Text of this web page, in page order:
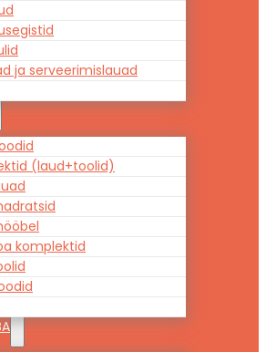
ja serveerimislauad
(laud+toolid)
komplektid